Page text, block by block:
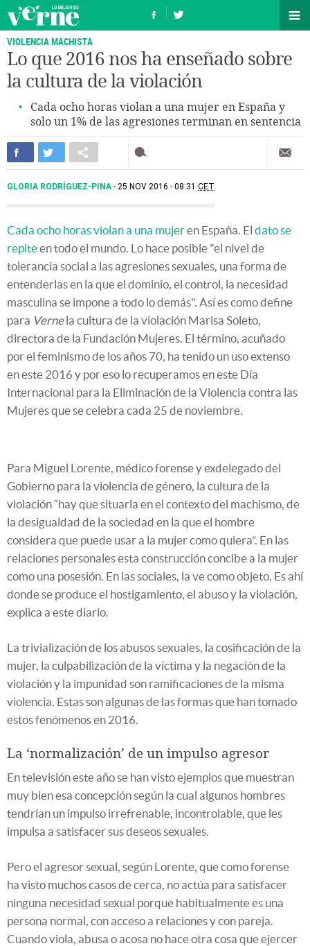
VIOLENCIA MACHISTA
Lo que 2016 nos ha enseñado sobre
la cultura de la violación
Cada ocho horas violan a una mujer en España y
solo un 1% de las agresiones terminan en sentencia
GLORIA RODRÍGUEZ-PINA 25 NOV 2016 - 08:31 CET
Cada ocho horas violan a una mujeren España. El dato se
repiteen todo el mundo. Lo hace posible "el nivel de
tolerancia social a las agresiones sexuales, una forma de
entenderlas en la que el dominio, el control, la necesidad
masculina se impone a todo lo demás". Así es como define
para Vernela cultura de la violación Marisa Soleto,
directora de la Fundación Mujeres. El término, acuñado
por el feminismo de los años 70, ha tenido un uso extenso
en este 2016 y por eso lo recuperamos en este Día
Internacional para la Eliminación de la Violencia contra las
Mujeres que se celebra cada 25 de noviembre.
Para Miguel Lorente, médico forense y exdelegado del
Gobierno para la violencia de género, la cultura de la
violación “hay que situarla en el contexto del machismo, de
la desigualdad de la sociedad en la que el hombre
considera que puede usar a la mujer como quiera”. En las
relaciones personales esta construcción concibe a la mujer
como una posesión. En las sociales, la ve como objeto. Es ahí
donde se produce el hostigamiento, el abuso y la violación,
explica a este diario.
La trivialización de los abusos sexuales, la cosificación de la
mujer, la culpabilización de la víctima y la negación de la
violación y la impunidad son ramificaciones de la misma
violencia. Estas son algunas de las formas que han tomado
estos fenómenos en 2016.
La ‘normalización’ de un impulso agresor
En televisión este año se han visto ejemplos que muestran
muy bien esa concepción según la cual algunos hombres
tendrían un impulso irrefrenable, incontrolable, que les
impulsa a satisfacer sus deseos sexuales.
Pero el agresor sexual, según Lorente, que como forense
ha visto muchos casos de cerca, no actúa para satisfacer
ninguna necesidad sexual porque habitualmente es una
persona normal, con acceso a relaciones y con pareja.
Cuando viola, abusa o acosa no hace otra cosa que ejercer